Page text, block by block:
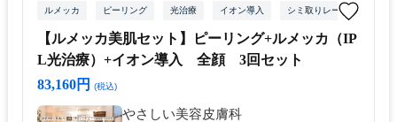
ルメッカ ピーリング 光治療 イオン導入 シミ取りレーザー
【ルメッカ美肌セット】ピーリング+ルメッカ（IP
L光治療）+イオン導入 全顔 3回セット
83,160円
(税込)
やさしい美容皮膚科